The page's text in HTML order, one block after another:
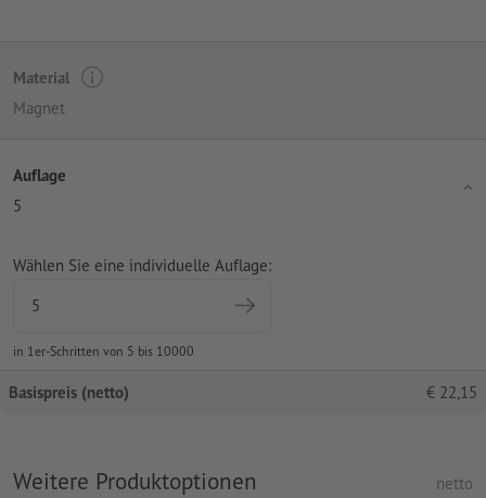
Material
Magnet
Auflage
5
Wählen Sie eine individuelle Auflage:
in 1er-Schritten von 5 bis 10000
Basispreis (netto) € 22,15
Weitere Produktoptionen netto